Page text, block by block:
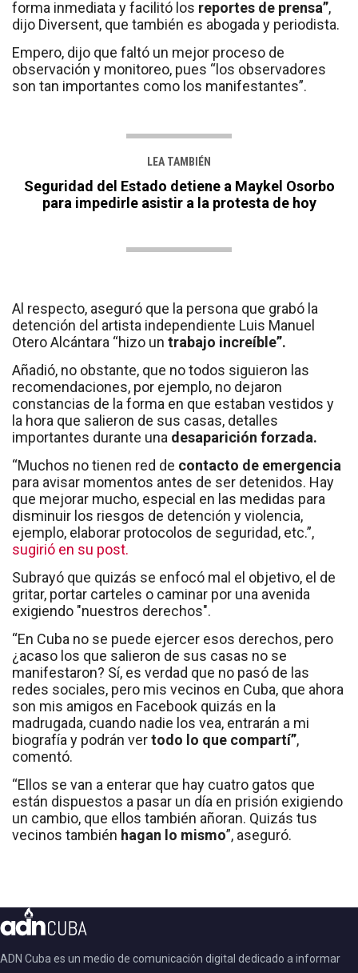
forma inmediata y facilitó los reportes de prensa”,
dijo Diversent, que también es abogada y periodista.
Empero, dijo que faltó un mejor proceso de
observación y monitoreo, pues “los observadores
son tan importantes como los manifestantes”.
LEA TAMBIÉN
Seguridad del Estado detiene a Maykel Osorbo
para impedirle asistir a la protesta de hoy
Al respecto, aseguró que la persona que grabó la
detención del artista independiente Luis Manuel
Otero Alcántara “hizo un trabajo increíble”.
Añadió, no obstante, que no todos siguieron las
recomendaciones, por ejemplo, no dejaron
constancias de la forma en que estaban vestidos y
la hora que salieron de sus casas, detalles
importantes durante una desaparición forzada.
“Muchos no tienen red de contacto de emergencia
para avisar momentos antes de ser detenidos. Hay
que mejorar mucho, especial en las medidas para
disminuir los riesgos de detención y violencia,
ejemplo, elaborar protocolos de seguridad, etc.”,
sugirió en su post.
Subrayó que quizás se enfocó mal el objetivo, el de
gritar, portar carteles o caminar por una avenida
exigiendo "nuestros derechos".
“En Cuba no se puede ejercer esos derechos, pero
¿acaso los que salieron de sus casas no se
manifestaron? Sí, es verdad que no pasó de las
redes sociales, pero mis vecinos en Cuba, que ahora
son mis amigos en Facebook quizás en la
madrugada, cuando nadie los vea, entrarán a mi
biografía y podrán vertodo lo que compartí”,
comentó.
“Ellos se van a enterar que hay cuatro gatos que
están dispuestos a pasar un día en prisión exigiendo
un cambio, que ellos también añoran. Quizás tus
vecinos también hagan lo mismo”, aseguró.
ADN Cuba es un medio de comunicación digital dedicado a informar